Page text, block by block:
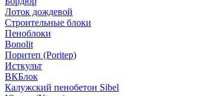
Лоток дождевой
Строительные блоки
Пеноблоки
Bonolit
Поритеп (Poritep)
Исткульт
ВКБлок
Калужский пенобетон Sibel